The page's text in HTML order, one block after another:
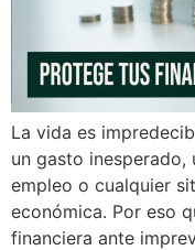
La vida es
un gasto inesperado,
empleo o cualquier
económica. Por eso
financiera ante